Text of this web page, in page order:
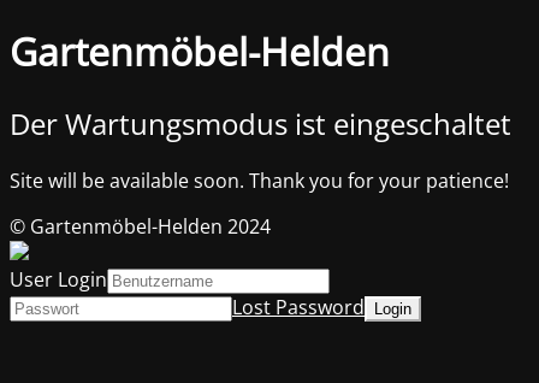
Gartenmöbel-Helden
Der Wartungsmodus ist eingeschaltet
Site will be available soon. Thank you for your patience!
© Gartenmöbel-Helden 2024
User Login
Lost Password